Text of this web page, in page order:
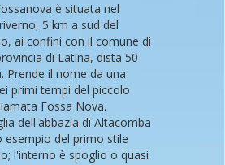
è situata nel
5 km a sud del
ai confini con il comune di
di Latina, dista 50
Prende il nome da una
primi tempi del piccolo
Fossa Nova.
dell'abbazia di Altacomba
esempio del primo stile
l'interno è spoglio o quasi